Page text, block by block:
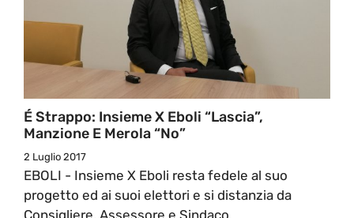
É Strappo: Insieme X Eboli “lascia”,
Manzione E Merola “No”
2 Luglio 2017
EBOLI - Insieme X Eboli resta fedele al suo
progetto ed ai suoi elettori e si distanzia da
Consigliere, Assessore e Sindaco.